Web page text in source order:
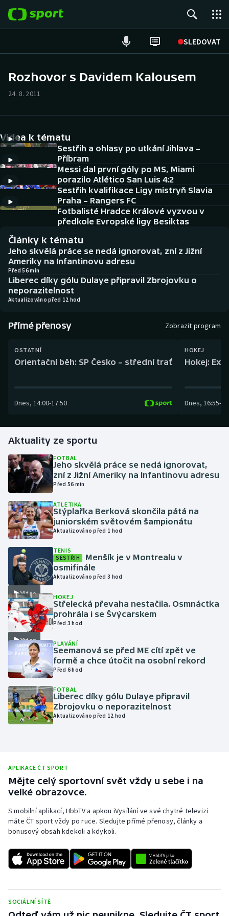
SLEDOVAT
Hokej
Tenis
Atletika
Cyklistika
DALŠÍ SPORTY
Americký fotbal
Baseball a softbal
Basketbal
Biatlon
Curling
Florbal
Golf
Gymnastika
Házená
Jezdectví
Judo
Krasobruslení
Lezení
Lyže a snowboard
Moderní pětiboj
Motorsport
Olympijské hry
Parasport
Plážový volejbal
Rychlobruslení
Rychlostní kanoistika
Sportovní střelba
NEPŘEHLÉDNĚTE
Soutěže
Historické návraty
Aplikace ČT sport
Rozhovor s Davidem Kalousem
24. 8. 2011
Videa k tématu
Sestřih a ohlasy po utkání Jihlava –
Příbram
Messi dal první góly po MS, Miami
porazilo Atlético San Luis 4:2
Sestřih kvalifikace Ligy mistryň Slavia
Praha – Rangers FC
Fotbalisté Hradce Králové vyzvou v
předkole Evropské ligy Besiktas
Články k tématu
Jeho skvělá práce se nedá ignorovat, zní z Jižní
Ameriky na Infantinovu adresu
Před 56 min
Liberec díky gólu Dulaye připravil Zbrojovku o
neporazitelnost
Aktualizováno před 12 hod
Přímé přenosy Zobrazit program
OSTATNÍ
Orientační běh: SP Česko – střední trať
Dnes, 14:00-17:50
HOKEJ
Hokej:
Dnes, 16:55-
Aktuality ze sportu
FOTBAL
Jeho skvělá práce se nedá ignorovat,
zní z Jižní Ameriky na Infantinovu adresu
Před 56 min
ATLETIKA
Stýplařka Berková skončila pátá na
juniorském světovém šampionátu
Aktualizováno před 1 hod
Video
TENIS
SESTŘIH
Menšík je v Montrealu v
osmifinále
Aktualizováno před 3 hod
Video
HOKEJ
Střelecká převaha nestačila. Osmnáctka
prohrála i se Švýcarskem
Před 3 hod
PLAVÁNÍ
Seemanová se před ME cítí zpět ve
formě a chce útočit na osobní rekord
Před 6 hod
FOTBAL
Liberec díky gólu Dulaye připravil
Zbrojovku o neporazitelnost
Aktualizováno před 12 hod
APLIKACE ČT SPORT
Mějte celý sportovní svět vždy u sebe i na
velké obrazovce.
S mobilní aplikací, HbbTV a apkou iVysílání ve své chytré televizi
máte ČT sport vždy po ruce. Sledujte přímé přenosy, články a
bonusový obsah kdekoli a kdykoli.
SOCIÁLNÍ SÍTĚ